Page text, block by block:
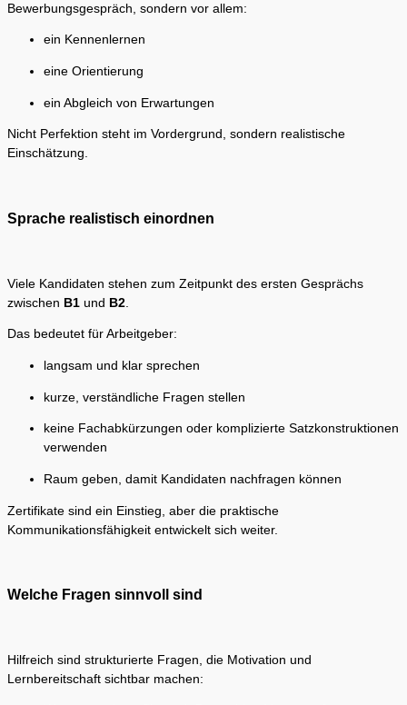
Bewerbungsgespräch, sondern vor allem:
ein Kennenlernen
eine Orientierung
ein Abgleich von Erwartungen
Nicht Perfektion steht im Vordergrund, sondern realistische
Einschätzung.
Sprache realistisch einordnen
Viele Kandidaten stehen zum Zeitpunkt des ersten Gesprächs
zwischen B1 und B2
Das bedeutet für Arbeitgeber:
langsam und klar sprechen
kurze, verständliche Fragen stellen
keine Fachabkürzungen oder komplizierte Satzkonstruktionen
verwenden
Raum geben, damit Kandidaten nachfragen können
Zertifikate sind ein Einstieg, aber die praktische
Kommunikationsfähigkeit entwickelt sich weiter.
Welche Fragen sinnvoll sind
Hilfreich sind strukturierte Fragen, die Motivation und
Lernbereitschaft sichtbar machen: